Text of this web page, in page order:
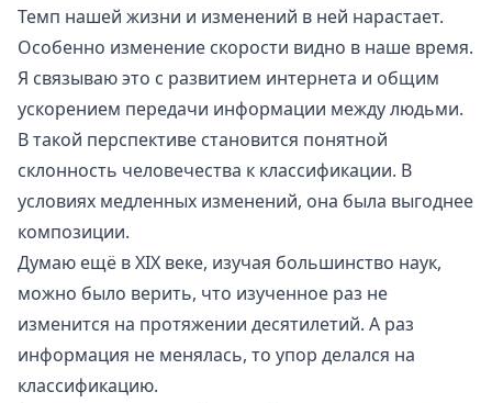
Темп нашей жизни и изменений в ней нарастает.
Особенно изменение скорости видно в наше время.
Я связываю это с развитием интернета и общим
ускорением передачи информации между людьми.
В такой перспективе становится понятной
склонность человечества к классификации. В
условиях медленных изменений, она была выгоднее
композиции.
Думаю ещё в XIX веке, изучая большинство наук,
можно было верить, что изученное раз не
изменится на протяжении десятилетий. А раз
информация не менялась, то упор делался на
классификацию.